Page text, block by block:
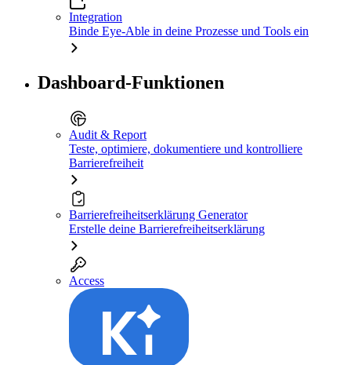
Integration
Binde Eye-Able in deine Prozesse und Tools ein
Dashboard-Funktionen
Audit & Report
Teste, optimiere, dokumentiere und kontrolliere
Barrierefreiheit
Barrierefreiheitserklärung Generator
Erstelle deine Barrierefreiheitserklärung
Access